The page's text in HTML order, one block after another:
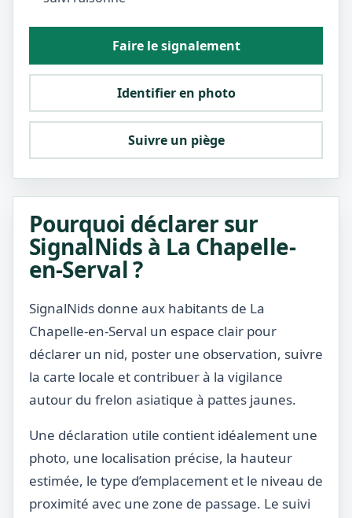
Faire le signalement
Identifier en photo
Suivre un piège
Pourquoi déclarer sur
SignalNids à La Chapelle-
en-Serval ?
SignalNids donne aux habitants de La
Chapelle-en-Serval un espace clair pour
déclarer un nid, poster une observation, suivre
la carte locale et contribuer à la vigilance
autour du frelon asiatique à pattes jaunes.
Une déclaration utile contient idéalement une
photo, une localisation précise, la hauteur
estimée, le type d’emplacement et le niveau de
proximité avec une zone de passage. Le suivi